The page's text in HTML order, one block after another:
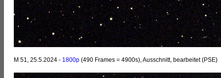
M 51, 25.5.2024 - 1800p (490 Frames = 4900s), Ausschnitt, bearbeitet (PSE)